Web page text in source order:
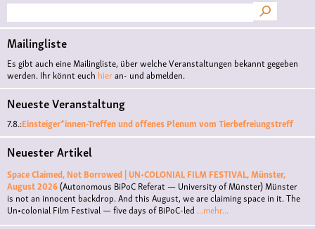
Suche
Mailingliste
Es gibt auch eine Mailingliste, über welche Veranstaltungen bekannt gegeben
werden. Ihr könnt euch hieran- und abmelden.
Neueste Veranstaltung
7.8.:Einsteiger*innen-Treffen und offenes Plenum vom Tierbefreiungstreff
Neuester Artikel
Space Claimed, Not Borrowed | UN•COLONIAL FILM FESTIVAL, Münster,
August 2026(Autonomous BiPoC Referat — University of Münster)Münster
is not an innocent backdrop. And this August, we are claiming space in it. The
Un•colonial Film Festival — five days of BiPoC-led ...mehr...